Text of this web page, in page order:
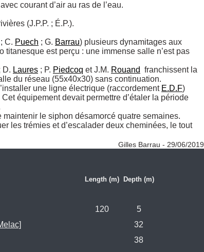
courant d’air au ras de l’eau.
(J.P.P. ; É.P.).
; C. Puech ; G. Barrau) plusieurs dynamitages aux
est perçu : une immense salle n’est pas
D. Laures ; P. Piedcoq et J.M. Rouand
  franchissent la
du réseau (55x40x30) sans continuation.
une ligne électrique (raccordement E.D.F)
équipement devait permettre d’étaler la période
le siphon désamorcé quatre semaines.
les trémies et d’escalader deux cheminées, le tout
Gilles Barrau - 29/06/2019
Length (m) Depth (m)
120
5
32
38